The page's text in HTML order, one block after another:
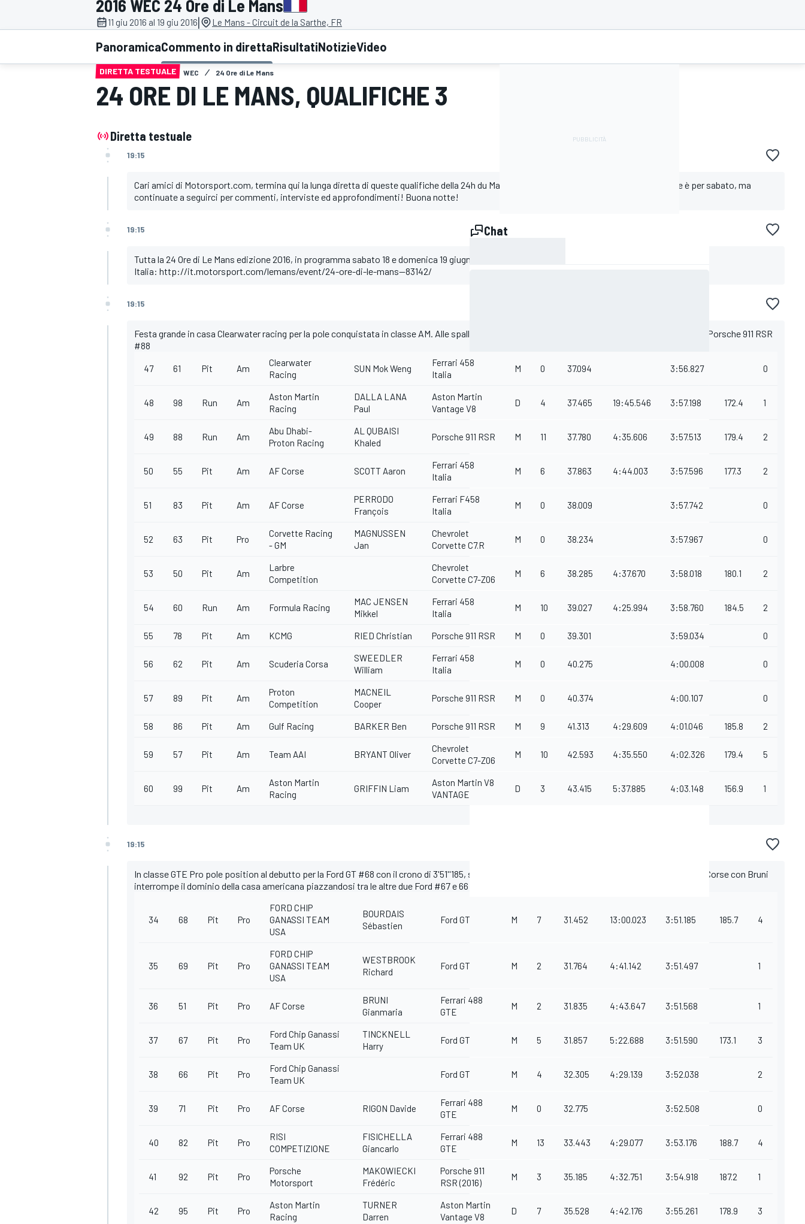
MOTOGP WEC
WRC
2016 WEC 24 Ore di Le Mans
11 giu 2016 al 19 giu 2016| Le Mans - Circuit de la Sarthe, FR
PanoramicaCommento in direttaRisultatiNotizieVideo
DIRETTA TESTUALE WEC 24 Ore di Le Mans
24 ORE DI LE MANS, QUALIFICHE 3
Diretta testuale
19:15
Cari amici di Motorsport.com, termina qui la lunga diretta di queste qualifiche della 24h du Mans 2016. L'appuntamento con il prossimo Live è per sabato, ma
continuate a seguirci per commenti, interviste ed approfondimenti! Buona notte!
19:15
Tutta la 24 Ore di Le Mans edizione 2016, in programma sabato 18 e domenica 19 giugno, sarà seguita dalla redazione di motorsport.com
Italia: http://it.motorsport.com/lemans/event/24-ore-di-le-mans--83142/
19:15
Festa grande in casa Clearwater racing per la pole conquistata in classe AM. Alle spalle della Ferrari 458 Italia scatteranno la Aston Martin #98 e la Porsche 911 RSR
#88
47 61 Pit Am
Clearwater
Racing
SUN Mok Weng
Ferrari 458
Italia
M 0 37.094 3:56.827 0
48 98 Run Am
Aston Martin
Racing
DALLA LANA
Paul
Aston Martin
Vantage V8
D 4 37.465 19:45.546 3:57.198 172.4 1
49 88 Run Am
Abu Dhabi-
Proton Racing
AL QUBAISI
Khaled
Porsche 911 RSR M 11 37.780 4:35.606 3:57.513 179.4 2
50 55 Pit Am AF Corse SCOTT Aaron
Ferrari 458
Italia
M 6 37.863 4:44.003 3:57.596 177.3 2
51 83 Pit Am AF Corse
PERRODO
François
Ferrari F458
Italia
M 0 38.009 3:57.742 0
52 63 Pit Pro
Corvette Racing
- GM
MAGNUSSEN
Jan
Chevrolet
Corvette C7.R
M 0 38.234 3:57.967 0
53 50 Pit Am
Larbre
Competition
Chevrolet
Corvette C7-Z06
M 6 38.285 4:37.670 3:58.018 180.1 2
54 60 Run Am Formula Racing
MAC JENSEN
Mikkel
Ferrari 458
Italia
M 10 39.027 4:25.994 3:58.760 184.5 2
55 78 Pit Am KCMG RIED Christian Porsche 911 RSR M 0 39.301 3:59.034 0
56 62 Pit Am Scuderia Corsa
SWEEDLER
William
Ferrari 458
Italia
M 0 40.275 4:00.008 0
57 89 Pit Am
Proton
Competition
MACNEIL
Cooper
Porsche 911 RSR M 0 40.374 4:00.107 0
58 86 Pit Am Gulf Racing BARKER Ben Porsche 911 RSR M 9 41.313 4:29.609 4:01.046 185.8 2
59 57 Pit Am Team AAI BRYANT Oliver
Chevrolet
Corvette C7-Z06
M 10 42.593 4:35.550 4:02.326 179.4 5
60 99 Pit Am
Aston Martin
Racing
GRIFFIN Liam
Aston Martin V8
VANTAGE
D 3 43.415 5:37.885 4:03.148 156.9 1
19:15
In classe GTE Pro pole position al debutto per la Ford GT #68 con il crono di 3'51''185, seguita dalla vettura gemella #69. La Ferrari 488 GTE dell'AF Corse con Bruni
interrompe il dominio della casa americana piazzandosi tra le altre due Ford #67 e 66
34 68 Pit Pro
FORD CHIP
GANASSI TEAM
USA
BOURDAIS
Sébastien
Ford GT M 7 31.452 13:00.023 3:51.185 185.7 4
35 69 Pit Pro
FORD CHIP
GANASSI TEAM
USA
WESTBROOK
Richard
Ford GT M 2 31.764 4:41.142 3:51.497 1
36 51 Pit Pro AF Corse
BRUNI
Gianmaria
Ferrari 488
GTE
M 2 31.835 4:43.647 3:51.568 1
37 67 Pit Pro
Ford Chip Ganassi
Team UK
TINCKNELL
Harry
Ford GT M 5 31.857 5:22.688 3:51.590 173.1 3
38 66 Pit Pro
Ford Chip Ganassi
Team UK
Ford GT M 4 32.305 4:29.139 3:52.038 2
39 71 Pit Pro AF Corse RIGON Davide
Ferrari 488
GTE
M 0 32.775 3:52.508 0
40 82 Pit Pro
RISI
COMPETIZIONE
FISICHELLA
Giancarlo
Ferrari 488
GTE
M 13 33.443 4:29.077 3:53.176 188.7 4
41 92 Pit Pro
Porsche
Motorsport
MAKOWIECKI
Frédéric
Porsche 911
RSR (2016)
M 3 35.185 4:32.751 3:54.918 187.2 1
42 95 Pit Pro
Aston Martin
Racing
TURNER
Darren
Aston Martin
Vantage V8
D 7 35.528 4:42.176 3:55.261 178.9 3
Chat